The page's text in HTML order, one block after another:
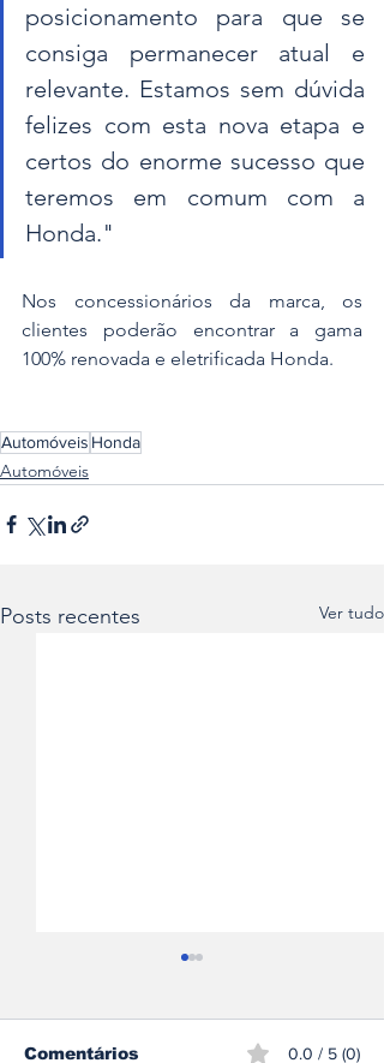
posicionamento para que se
consiga permanecer atual e
relevante. Estamos sem dúvida
felizes com esta nova etapa e
certos do enorme sucesso que
teremos em comum com a
Honda."
Nos concessionários da marca, os
clientes poderão encontrar a gama
100% renovada e eletrificada Honda.
Automóveis Honda
Automóveis
Posts recentes Ver tudo
Comentários 0.0 / 5 (0)